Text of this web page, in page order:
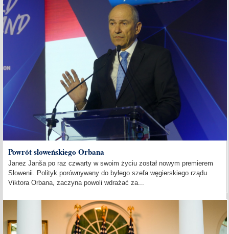
Powrót słoweńskiego Orbana
Janez Janša po raz czwarty w swoim życiu został nowym premierem
Słowenii. Polityk porównywany do byłego szefa węgierskiego rządu
Viktora Orbana, zaczyna powoli wdrażać za...